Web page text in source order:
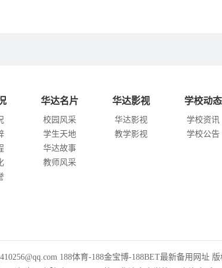
华达名片
校园风采
学生天地
华达故事
教师风采
华达影视
华达影视
教学影视
学校动态
学校资讯
学校公告
188体育-188金宝博-188BET最新备用网址